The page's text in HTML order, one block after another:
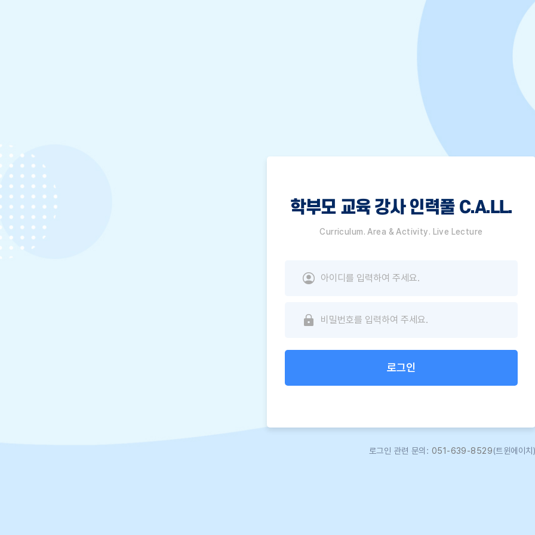
학부모 교육 강사 인력풀 C.A.LL.
Curriculum. Area & Activity. Live Lecture
로그인
로그인 관련 문의: 051-639-8529(트윈에이치)